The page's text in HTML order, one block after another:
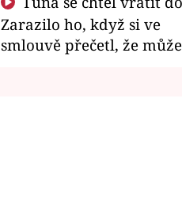
Zarazilo ho, když si ve
smlouvě přečetl, že může